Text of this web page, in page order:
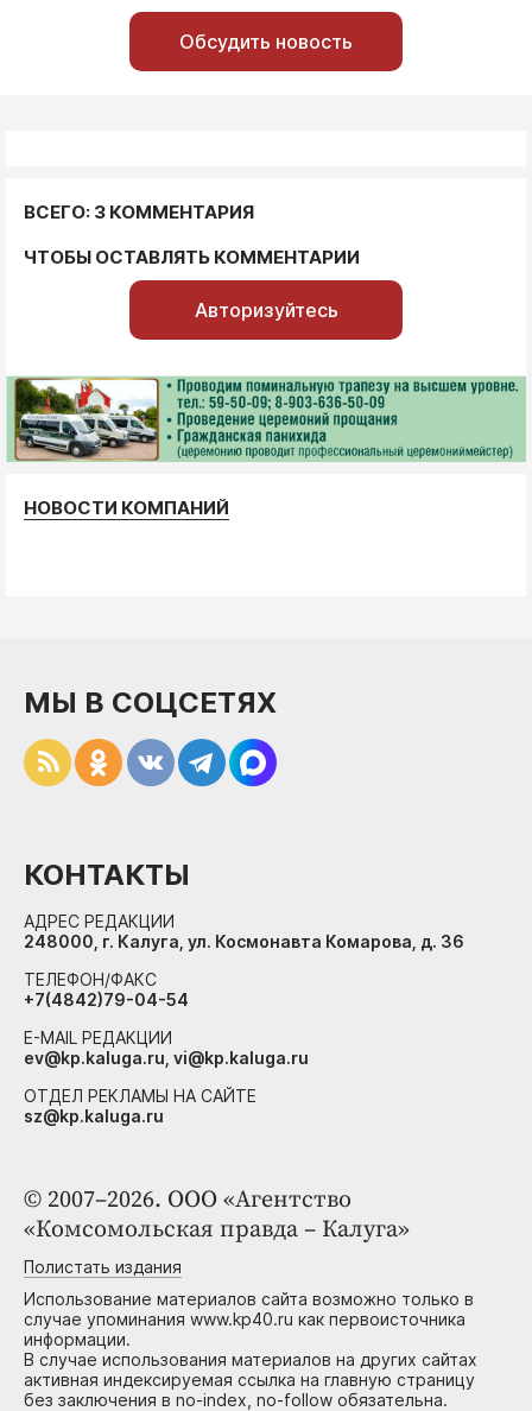
Обсудить новость
ВСЕГО: 3 КОММЕНТАРИЯ
ЧТОБЫ ОСТАВЛЯТЬ КОММЕНТАРИИ
Авторизуйтесь
НОВОСТИ КОМПАНИЙ
© 2007–2026. ООО «Агентство
«Комсомольская правда – Калуга»
Полистать издания
Использование материалов сайта возможно только в
случае упоминания www.kp40.ru как первоисточника
информации.
В случае использования материалов на других сайтах
активная индексируемая ссылка на главную страницу
без заключения в no-index, no-follow обязательна.
МЫ В СОЦСЕТЯХ
КОНТАКТЫ
АДРЕС РЕДАКЦИИ
248000, г. Калуга, ул. Космонавта Комарова, д. 36
ТЕЛЕФОН/ФАКС
+7(4842)79-04-54
E-MAIL РЕДАКЦИИ
ev@kp.kaluga.ru, vi@kp.kaluga.ru
ОТДЕЛ РЕКЛАМЫ НА САЙТЕ
sz@kp.kaluga.ru